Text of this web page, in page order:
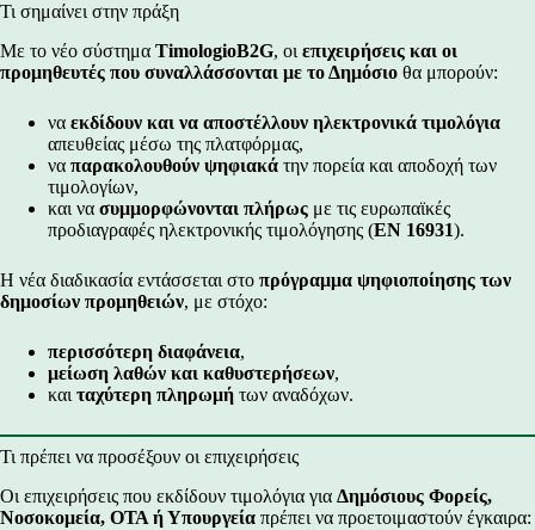
Τι σημαίνει στην πράξη
Με το νέο σύστημα TimologioB2G, οι επιχειρήσεις και οι
προμηθευτές που συναλλάσσονται με το Δημόσιο θα μπορούν:
να εκδίδουν και να αποστέλλουν ηλεκτρονικά τιμολόγια
απευθείας μέσω της πλατφόρμας,
να παρακολουθούν ψηφιακά την πορεία και αποδοχή των
τιμολογίων,
και να συμμορφώνονται πλήρως με τις ευρωπαϊκές
προδιαγραφές ηλεκτρονικής τιμολόγησης (EN 16931).
Η νέα διαδικασία εντάσσεται στο πρόγραμμα ψηφιοποίησης των
δημοσίων προμηθειών, με στόχο:
περισσότερη διαφάνεια,
μείωση λαθών και καθυστερήσεων,
και ταχύτερη πληρωμή των αναδόχων.
Τι πρέπει να προσέξουν οι επιχειρήσεις
Οι επιχειρήσεις που εκδίδουν τιμολόγια για Δημόσιους Φορείς,
Νοσοκομεία, ΟΤΑ ή Υπουργεία πρέπει να προετοιμαστούν έγκαιρα: